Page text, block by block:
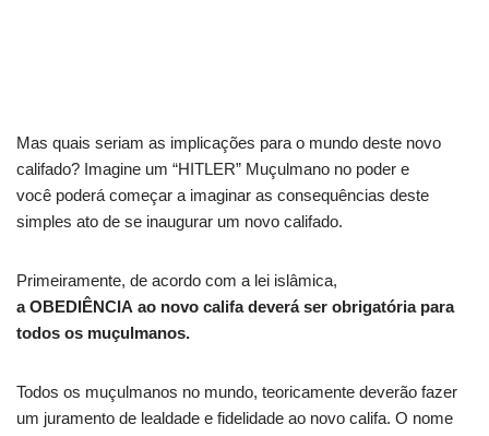
Mas quais seriam as implicações para o mundo deste novo
califado? Imagine um “HITLER” Muçulmano no poder e
você poderá começar a imaginar as consequências deste
simples ato de se inaugurar um novo califado.
Primeiramente, de acordo com a lei islâmica,
a OBEDIÊNCIA ao novo califa deverá ser obrigatória para
todos os muçulmanos.
Todos os muçulmanos no mundo, teoricamente deverão fazer
um juramento de lealdade e fidelidade ao novo califa. O nome